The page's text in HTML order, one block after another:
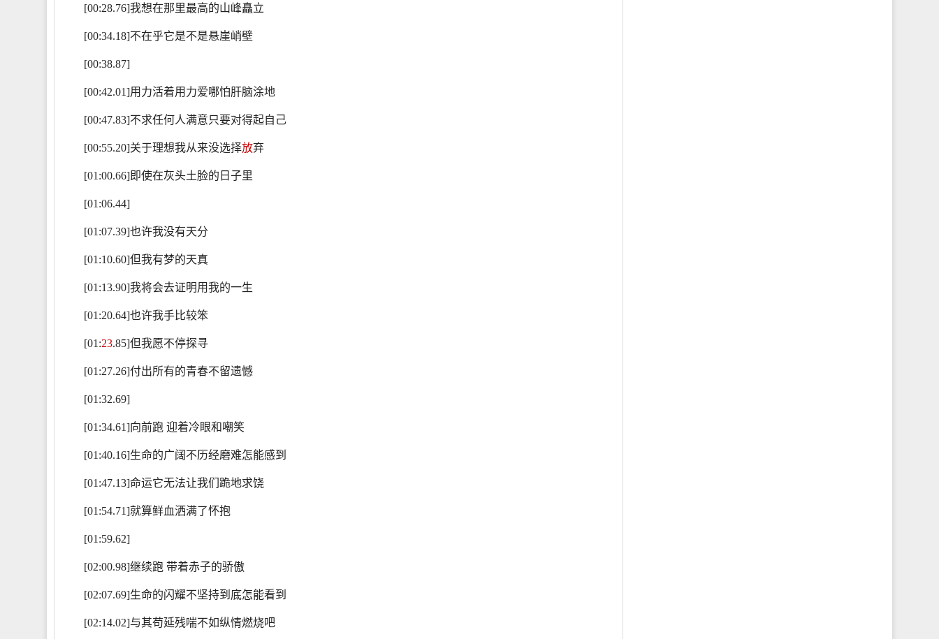
[00:28.76]我想在那里最高的山峰矗立
[00:34.18]不在乎它是不是悬崖峭壁
[00:38.87]
[00:42.01]用力活着用力爱哪怕肝脑涂地
[00:47.83]不求任何人满意只要对得起自己
[00:55.20]关于理想我从来没选择放弃
[01:00.66]即使在灰头土脸的日子里
[01:06.44]
[01:07.39]也许我没有天分
[01:10.60]但我有梦的天真
[01:13.90]我将会去证明用我的一生
[01:20.64]也许我手比较笨
[01:23.85]但我愿不停探寻
[01:27.26]付出所有的青春不留遗憾
[01:32.69]
[01:34.61]向前跑 迎着冷眼和嘲笑
[01:40.16]生命的广阔不历经磨难怎能感到
[01:47.13]命运它无法让我们跪地求饶
[01:54.71]就算鲜血洒满了怀抱
[01:59.62]
[02:00.98]继续跑 带着赤子的骄傲
[02:07.69]生命的闪耀不坚持到底怎能看到
[02:14.02]与其苟延残喘不如纵情燃烧吧